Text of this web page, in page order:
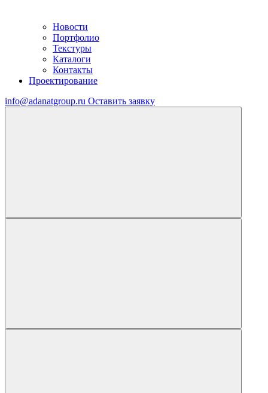
Новости
Портфолио
Текстуры
Каталоги
Контакты
Проектирование
info@adanatgroup.ru Оставить заявку